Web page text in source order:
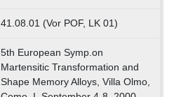
41.08.01 (Vor POF, LK 01)
5th European Symp.on
Martensitic Transformation and
Shape Memory Alloys, Villa Olmo,